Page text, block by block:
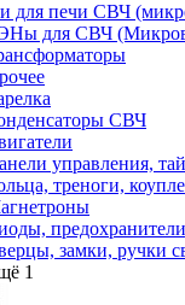
для печи СВЧ
для СВЧ
СВЧ
управления,
треноги,
замки, ручки
1